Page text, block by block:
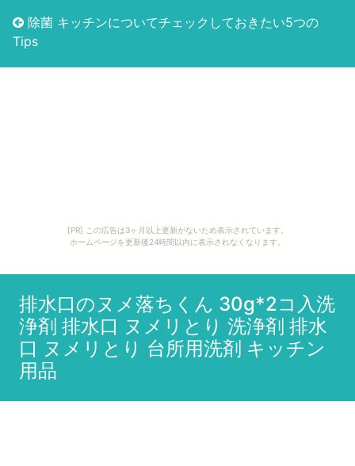
[PR] この広告は3ヶ月以上更新がないため表示されています。
ホームページを更新後24時間以内に表示されなくなります。
除菌 キッチンについてチェックしておきたい5つの
Tips
排水口のヌメ落ちくん 30g*2コ入洗
浄剤 排水口 ヌメリとり 洗浄剤 排水
口 ヌメリとり 台所用洗剤 キッチン
用品